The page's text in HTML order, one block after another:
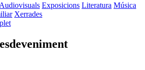
Audiovisuals Exposicions Literatura Música
Xerrades